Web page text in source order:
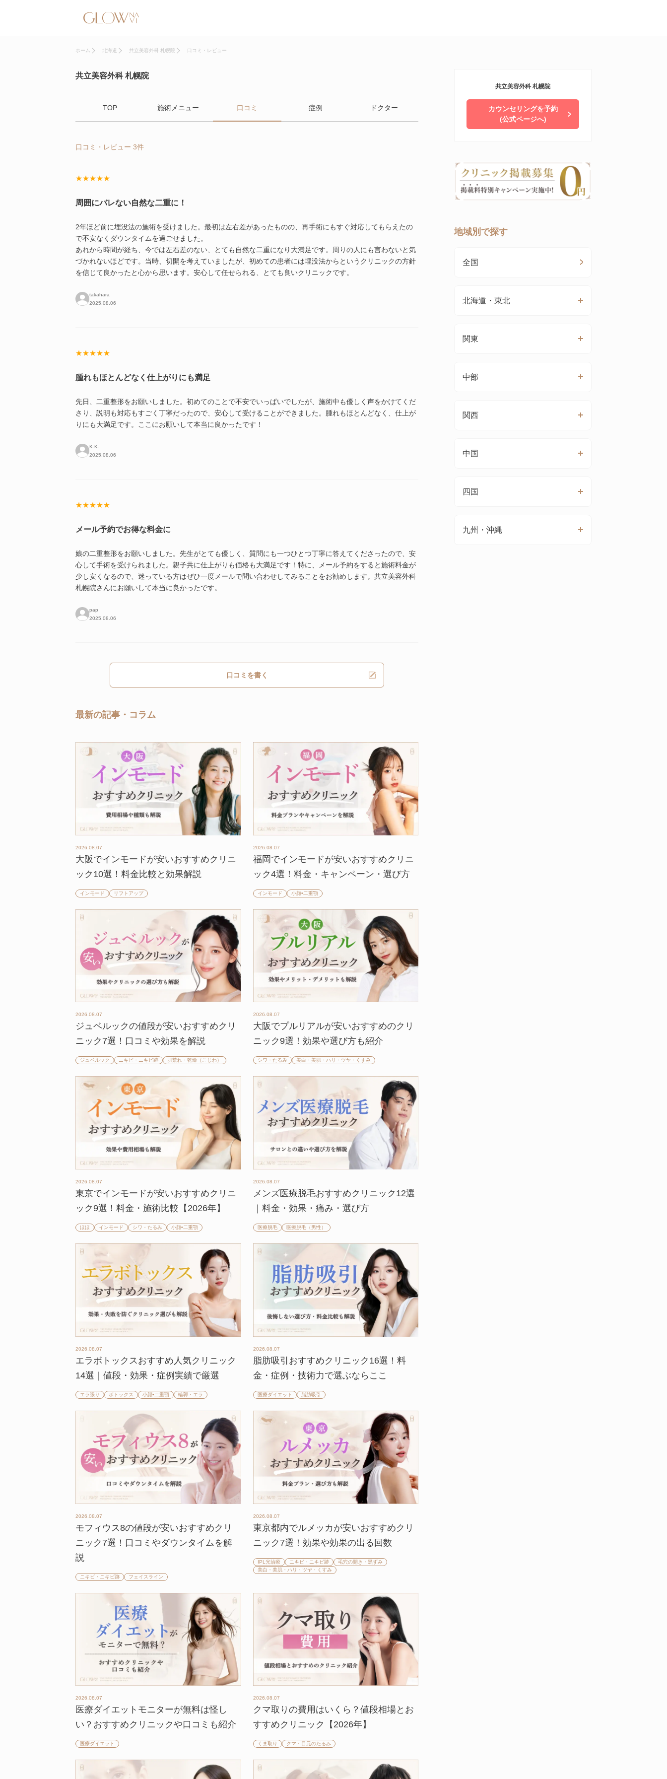
ホーム 北海道 共立美容外科 札幌院 口コミ・レビュー
共立美容外科 札幌院
TOP 施術メニュー 口コミ 症例 ドクター
口コミ・レビュー 3件
★★★★★
周囲にバレない自然な二重に！
2年ほど前に埋没法の施術を受けました。最初は左右差があったものの、再手術にもすぐ対応してもらえたの
で不安なくダウンタイムを過ごせました。
あれから時間が経ち、今では左右差のない、とても自然な二重になり大満足です。周りの人にも言わないと気
づかれないほどです。当時、切開を考えていましたが、初めての患者には埋没法からというクリニックの方針
を信じて良かったと心から思います。安心して任せられる、とても良いクリニックです。
takahara
2025.08.06
★★★★★
腫れもほとんどなく仕上がりにも満足
先日、二重整形をお願いしました。初めてのことで不安でいっぱいでしたが、施術中も優しく声をかけてくだ
さり、説明も対応もすごく丁寧だったので、安心して受けることができました。腫れもほとんどなく、仕上が
りにも大満足です。ここにお願いして本当に良かったです！
K.K.
2025.08.06
★★★★★
メール予約でお得な料金に
娘の二重整形をお願いしました。先生がとても優しく、質問にも一つひとつ丁寧に答えてくださったので、安
心して手術を受けられました。親子共に仕上がりも価格も大満足です！特に、メール予約をすると施術料金が
少し安くなるので、迷っている方はぜひ一度メールで問い合わせしてみることをお勧めします。共立美容外科
札幌院さんにお願いして本当に良かったです。
pap
2025.08.06
口コミを書く
最新の記事・コラム
2026.08.07
大阪でインモードが安いおすすめクリニ
ック10選！料金比較と効果解説
インモード リフトアップ
2026.08.07
福岡でインモードが安いおすすめクリニ
ック4選！料金・キャンペーン・選び方
インモード 小顔•二重顎
2026.08.07
ジュベルックの値段が安いおすすめクリ
ニック7選！口コミや効果を解説
ジュベルック ニキビ・ニキビ跡 肌荒れ・乾燥（こじわ）
2026.08.07
大阪でプルリアルが安いおすすめのクリ
ニック9選！効果や選び方も紹介
シワ・たるみ 美白・美肌・ハリ・ツヤ・くすみ
2026.08.07
東京でインモードが安いおすすめクリニ
ック9選！料金・施術比較【2026年】
ほほ インモード シワ・たるみ 小顔•二重顎
2026.08.07
メンズ医療脱毛おすすめクリニック12選
｜料金・効果・痛み・選び方
医療脱毛 医療脱毛（男性）
2026.08.07
エラボトックスおすすめ人気クリニック
14選｜値段・効果・症例実績で厳選
エラ張り ボトックス 小顔•二重顎 輪郭・エラ
2026.08.07
脂肪吸引おすすめクリニック16選！料
金・症例・技術力で選ぶならここ
医療ダイエット 脂肪吸引
2026.08.07
モフィウス8の値段が安いおすすめクリ
ニック7選！口コミやダウンタイムを解
説
ニキビ・ニキビ跡 フェイスライン
2026.08.07
東京都内でルメッカが安いおすすめクリ
ニック7選！効果や効果の出る回数
IPL光治療 ニキビ・ニキビ跡
毛穴の開き・黒ずみ
美白・美肌・ハリ・ツヤ・くすみ
2026.08.07
医療ダイエットモニターが無料は怪し
い？おすすめクリニックや口コミも紹介
医療ダイエット
2026.08.07
クマ取りの費用はいくら？値段相場とお
すすめクリニック【2026年】
くま取り クマ・目元のたるみ
共立美容外科 札幌院
カウンセリングを予約
(公式ページへ)
地域別で探す
全国
北海道・東北
関東
中部
関西
中国
四国
九州・沖縄